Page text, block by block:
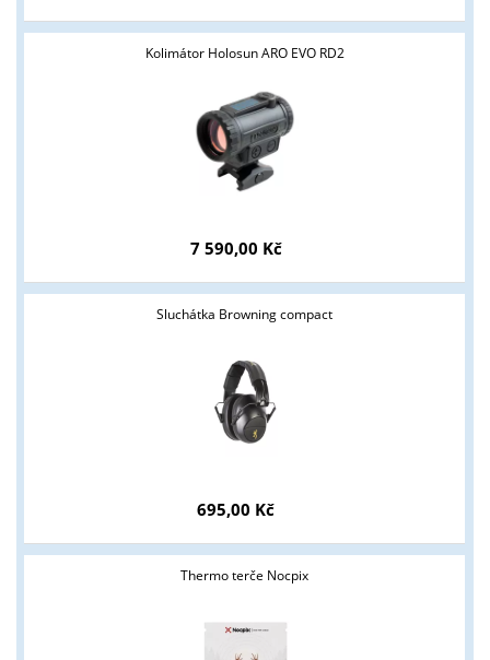
Kolimátor Holosun ARO EVO RD2
7 590,00 Kč
Sluchátka Browning compact
695,00 Kč
Thermo terče Nocpix
podmínky?
ANO NE